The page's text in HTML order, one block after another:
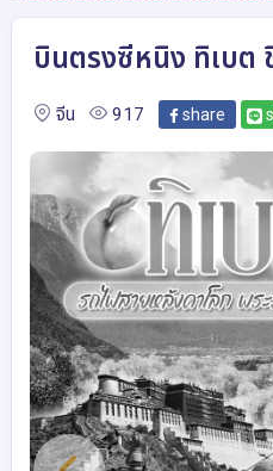
บินตรงซีหนิง ทิเบต
จีน 917 share